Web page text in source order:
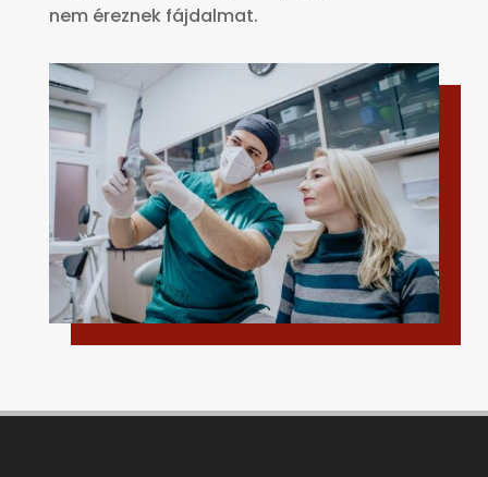
nem éreznek fájdalmat.